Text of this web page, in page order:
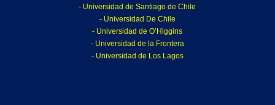
- Universidad de Santiago de Chile
- Universidad De Chile
- Universidad de O’Higgins
- Universidad de la Frontera
- Universidad de Los Lagos